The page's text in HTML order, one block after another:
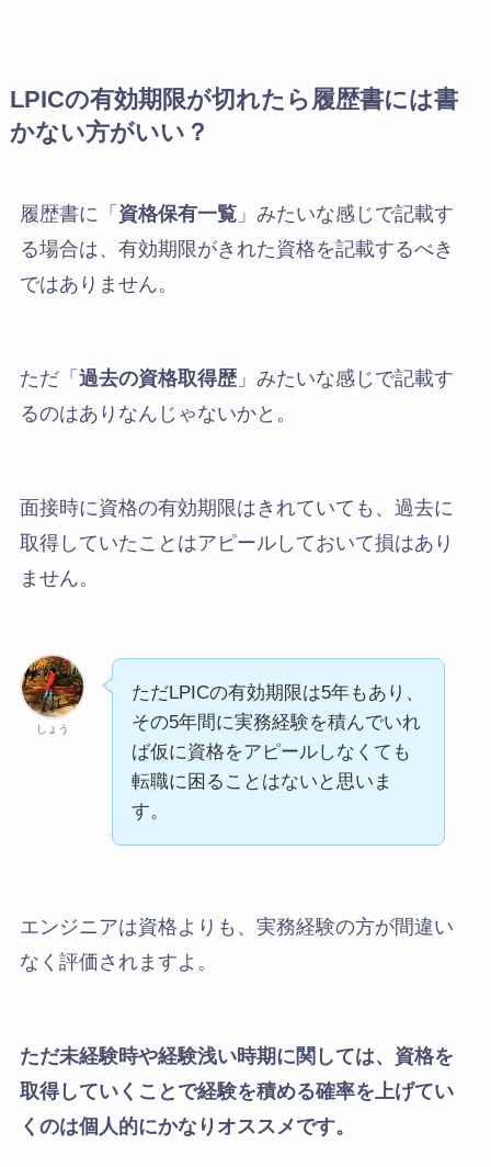
LPICの有効期限が切れたら履歴書には書
かない方がいい？
履歴書に「 資格保有一覧」みたいな感じで記載す
る場合は、有効期限がきれた資格を記載するべき
ではありません。
ただ「 過去の資格取得歴」みたいな感じで記載す
るのはありなんじゃないかと。
面接時に資格の有効期限はきれていても、過去に
取得していたことはアピールしておいて損はあり
ません。
しょう
ただLPICの有効期限は5年もあり、
その5年間に実務経験を積んでいれ
ば仮に資格をアピールしなくても
転職に困ることはないと思いま
す。
エンジニアは資格よりも、実務経験の方が間違い
なく評価されますよ。
ただ未経験時や経験浅い時期に関しては、資格を
取得していくことで経験を積める確率を上げてい
くのは個人的にかなりオススメです。